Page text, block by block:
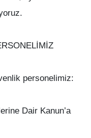
personelimiz:
Dair Kanun’a